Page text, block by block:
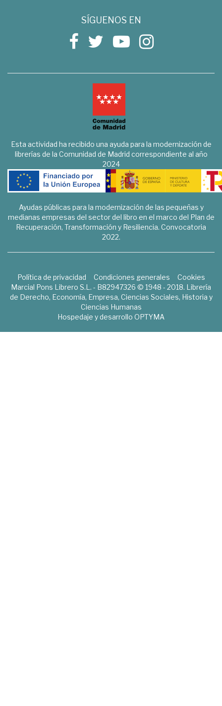
SÍGUENOS EN
Esta actividad ha recibido una ayuda para la modernización de
librerías de la Comunidad de Madrid correspondiente al año
2024
Ayudas públicas para la modernización de las pequeñas y
medianas empresas del sector del libro en el marco del Plan de
Recuperación, Transformación y Resiliencia. Convocatoria
2022.
Política de privacidad Condiciones generales
Cookies
Marcial Pons Librero S.L. - B82947326 © 1948 - 2018. Librería
de Derecho, Economía, Empresa, Ciencias Sociales, Historia y
Ciencias Humanas
Hospedaje y desarrollo OPTYMA